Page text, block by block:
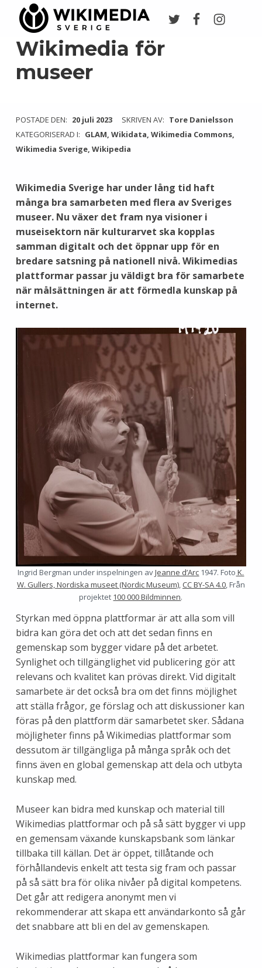
Wikimedia för
museer
POSTADE DEN: 20 juli 2023 SKRIVEN AV: Tore Danielsson
KATEGORISERAD I: GLAM, Wikidata, Wikimedia Commons,
Wikimedia Sverige, Wikipedia
Wikimedia Sverige har under lång tid haft
många bra samarbeten med flera av Sveriges
museer. Nu växer det fram nya visioner i
museisektorn när kulturarvet ska kopplas
samman digitalt och det öppnar upp för en
bredare satsning på nationell nivå. Wikimedias
plattformar passar ju väldigt bra för samarbete
när målsättningen är att förmedla kunskap på
internet.
Ingrid Bergman under inspelningen avJeanne d’Arc 1947. Foto K.
W. Gullers,Nordiska museet (Nordic Museum), CC BY-SA 4.0, Från
projektet 100 000 Bildminnen.
Styrkan med öppna plattformar är att alla som vill
bidra kan göra det och att det sedan finns en
gemenskap som bygger vidare på det arbetet.
Synlighet och tillgänglighet vid publicering gör att
relevans och kvalitet kan prövas direkt. Vid digitalt
samarbete är det också bra om det finns möjlighet
att ställa frågor, ge förslag och att diskussioner kan
föras på den plattform där samarbetet sker. Sådana
möjligheter finns på Wikimedias plattformar som
dessutom är tillgängliga på många språk och det
finns även en global gemenskap att dela och utbyta
kunskap med.
Museer kan bidra med kunskap och material till
Wikimedias plattformar och på så sätt bygger vi upp
en gemensam växande kunskapsbank som länkar
tillbaka till källan. Det är öppet, tillåtande och
förhållandevis enkelt att testa sig fram och passar
på så sätt bra för olika nivåer på digital kompetens.
Det går att redigera anonymt men vi
rekommenderar att skapa ett användarkonto så går
det snabbare att bli en del av gemenskapen.
Wikimedias plattformar kan fungera som